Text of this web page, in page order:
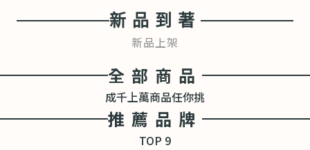
新品到著
新品上架
全部商品
成千上萬商品任你挑
推薦品牌
TOP 9